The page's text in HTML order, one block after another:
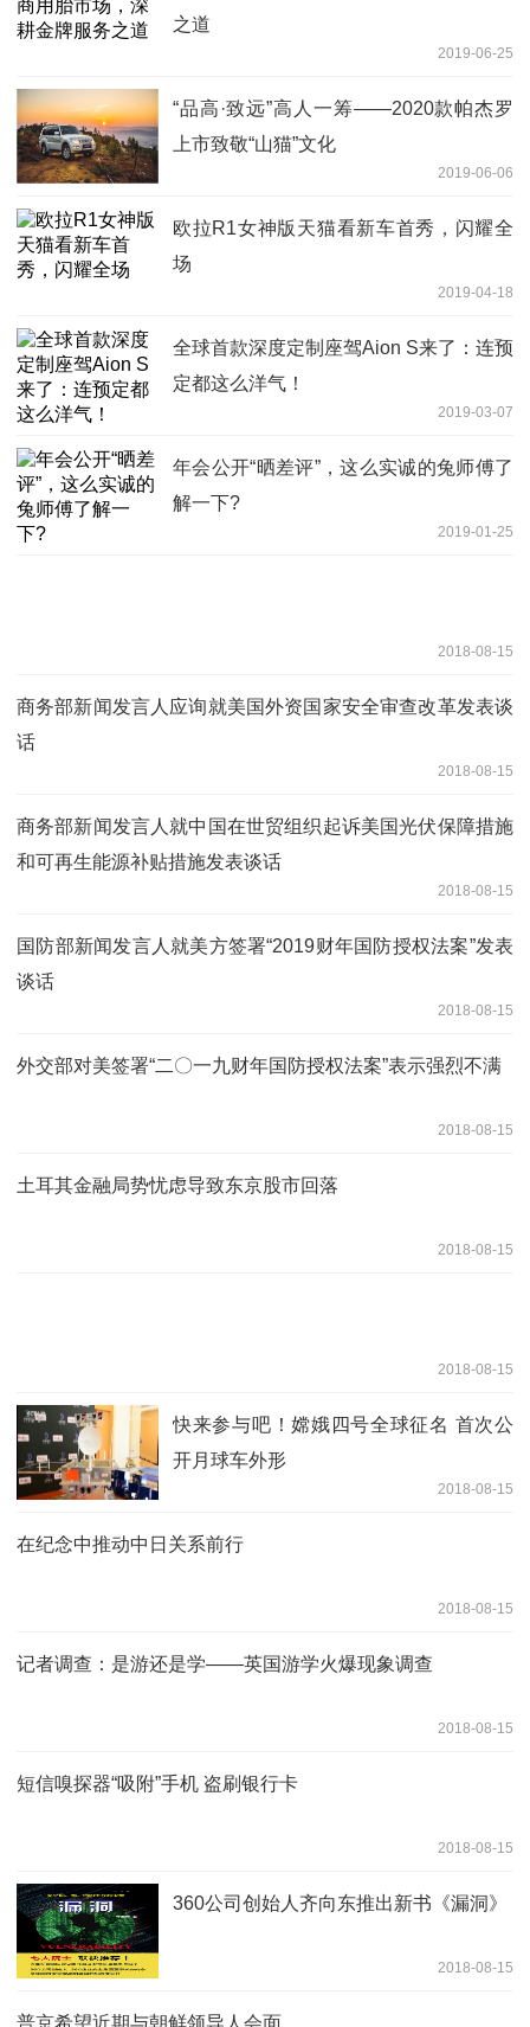
之道
2019-06-25
“品高·致远”高人一筹——2020款帕杰罗
上市致敬“山猫”文化
2019-06-06
欧拉R1女神版天猫看新车首秀，闪耀全
场
2019-04-18
全球首款深度定制座驾Aion S来了：连预
定都这么洋气！
2019-03-07
年会公开“晒差评”，这么实诚的兔师傅了
解一下?
2019-01-25
2018-08-15
商务部新闻发言人应询就美国外资国家安全审查改革发表谈
话
2018-08-15
商务部新闻发言人就中国在世贸组织起诉美国光伏保障措施
和可再生能源补贴措施发表谈话
2018-08-15
国防部新闻发言人就美方签署“2019财年国防授权法案”发表
谈话
2018-08-15
外交部对美签署“二〇一九财年国防授权法案”表示强烈不满
2018-08-15
土耳其金融局势忧虑导致东京股市回落
2018-08-15
2018-08-15
快来参与吧！嫦娥四号全球征名 首次公
开月球车外形
2018-08-15
在纪念中推动中日关系前行
2018-08-15
记者调查：是游还是学——英国游学火爆现象调查
2018-08-15
短信嗅探器“吸附”手机 盗刷银行卡
2018-08-15
360公司创始人齐向东推出新书《漏洞》
2018-08-15
普京希望近期与朝鲜领导人会面